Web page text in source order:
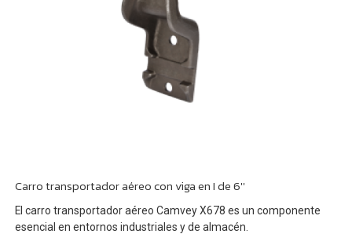
Carro transportador aéreo con viga en I de 6''
El carro transportador aéreo Camvey X678 es un componente
esencial en entornos industriales y de almacén.